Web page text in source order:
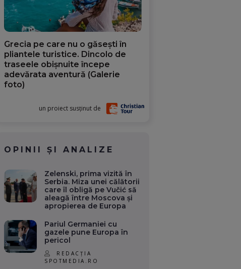
Grecia pe care nu o găsești în
pliantele turistice. Dincolo de
traseele obișnuite începe
adevărata aventură (Galerie
foto)
un proiect susținut de
OPINII ȘI ANALIZE
Zelenski, prima vizită în
Serbia. Miza unei călătorii
care îl obligă pe Vučić să
aleagă între Moscova și
apropierea de Europa
Pariul Germaniei cu
gazele pune Europa în
pericol
REDACȚIA
SPOTMEDIA.RO